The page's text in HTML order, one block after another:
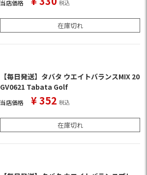
当店価格 税込
在庫切れ
【毎日発送】タバタ ウエイトバランスMIX 20
GV0621 Tabata Golf
当店価格 ¥352 税込
在庫切れ